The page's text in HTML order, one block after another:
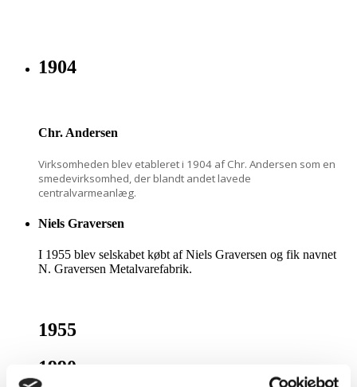
1904
Chr. Andersen
Virksomheden blev etableret i 1904 af Chr. Andersen som en
smedevirksomhed, der blandt andet lavede
centralvarmeanlæg.
Niels Graversen
I 1955 blev selskabet købt af Niels Graversen og fik navnet
N. Graversen Metalvarefabrik.
1955
1990